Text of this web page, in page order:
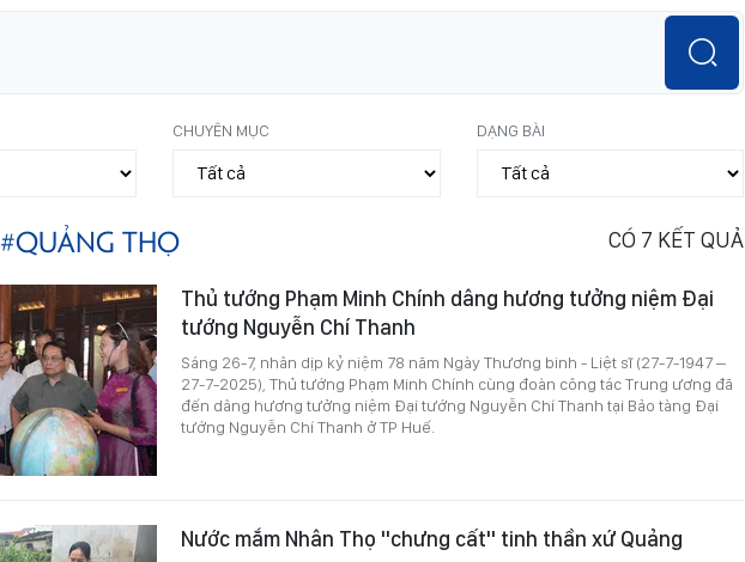
CHUYÊN MỤC DẠNG BÀI
#QUẢNG THỌ CÓ 7 KẾT QUẢ
Thủ tướng Phạm Minh Chính dâng hương tưởng niệm Đại
tướng Nguyễn Chí Thanh
Sáng 26-7, nhân dịp kỷ niệm 78 năm Ngày Thương binh - Liệt sĩ (27-7-1947 –
27-7-2025), Thủ tướng Phạm Minh Chính cùng đoàn công tác Trung ương đã
đến dâng hương tưởng niệm Đại tướng Nguyễn Chí Thanh tại Bảo tàng Đại
tướng Nguyễn Chí Thanh ở TP Huế.
Nước mắm Nhân Thọ "chưng cất" tinh thần xứ Quảng